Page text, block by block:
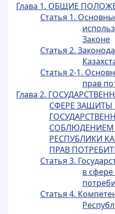
Глава 1. ОБЩИЕ
Статья 1.
Законе
Статья 2.
Статья 2-1.
прав
Глава 2.
СФЕРЕ ЗАЩИТЫ
СОБЛЮДЕНИЕМ
РЕСПУБЛИКИ
ПРАВ
Статья 3.
в
Статья 4.